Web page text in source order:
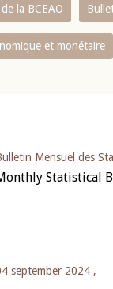
la BCEAO
et monétaire
Mensuel des
Statistical
september 2024 ,